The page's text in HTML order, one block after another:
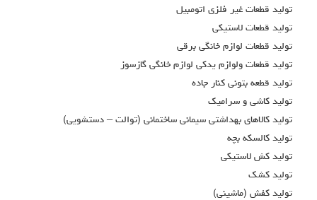
توليد قطعات غير فلزي اتومبيل
توليد قطعات لاستيكي
توليد قطعات لوازم خانگي برقي
توليد قطعات ولوازم يدكي لوازم خانگي گازسوز
توليد قطعه بتوني كنار جاده
توليد كاشي و سراميك
توليد كالاهاي بهداشتي سيماني ساختماني (توالت – دستشويي)
توليد كالسكه بچه
توليد كش لاستيكي
توليد كشك
توليد كفش (ماشيني)